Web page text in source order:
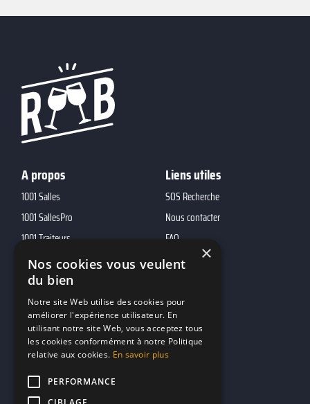
A propos
1001 Salles
1001 SallesPro
1001 Traiteurs
1001 DJ
10h01
MP2
Liens utiles
SOS Recherche
Nous contacter
FAQ
Contacts
marketing@reserverunbar.fr
11 rue Maurice Grandcoing
×
Nos cookies vous veulent
du bien
Notre site Web utilise des cookies pour
améliorer l'expérience utilisateur. En
utilisant notre site Web, vous acceptez tous
les cookies conformément à notre Politique
relative aux cookies. En savoir plus
PERFORMANCE